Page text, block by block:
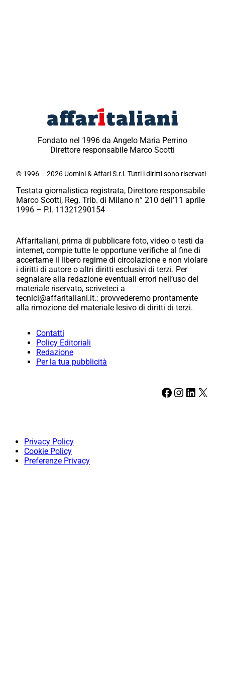
Fondato nel 1996 da Angelo Maria Perrino
Direttore responsabile Marco Scotti
© 1996 – 2026 Uomini & Affari S.r.l. Tutti i diritti sono riservati
Testata giornalistica registrata, Direttore responsabile
Marco Scotti, Reg. Trib. di Milano n° 210 dell’11 aprile
1996 – P.I. 11321290154
Affaritaliani, prima di pubblicare foto, video o testi da
internet, compie tutte le opportune verifiche al fine di
accertarne il libero regime di circolazione e non violare
i diritti di autore o altri diritti esclusivi di terzi. Per
segnalare alla redazione eventuali errori nell’uso del
materiale riservato, scriveteci a
tecnici@affaritaliani.it.: provvederemo prontamente
alla rimozione del materiale lesivo di diritti di terzi.
Contatti
Policy Editoriali
Redazione
Per la tua pubblicità
Facebook Instagram LinkedIn X
Privacy Policy
Cookie Policy
Preferenze Privacy